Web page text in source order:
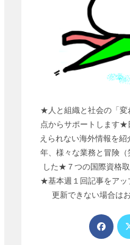
★人と組織と社会の「変
点からサポートします★
えられない海外情報を
年、様々な業務と冒険（
した★７つの国際資格
★基本週１回記事をアッ
更新できない場合は